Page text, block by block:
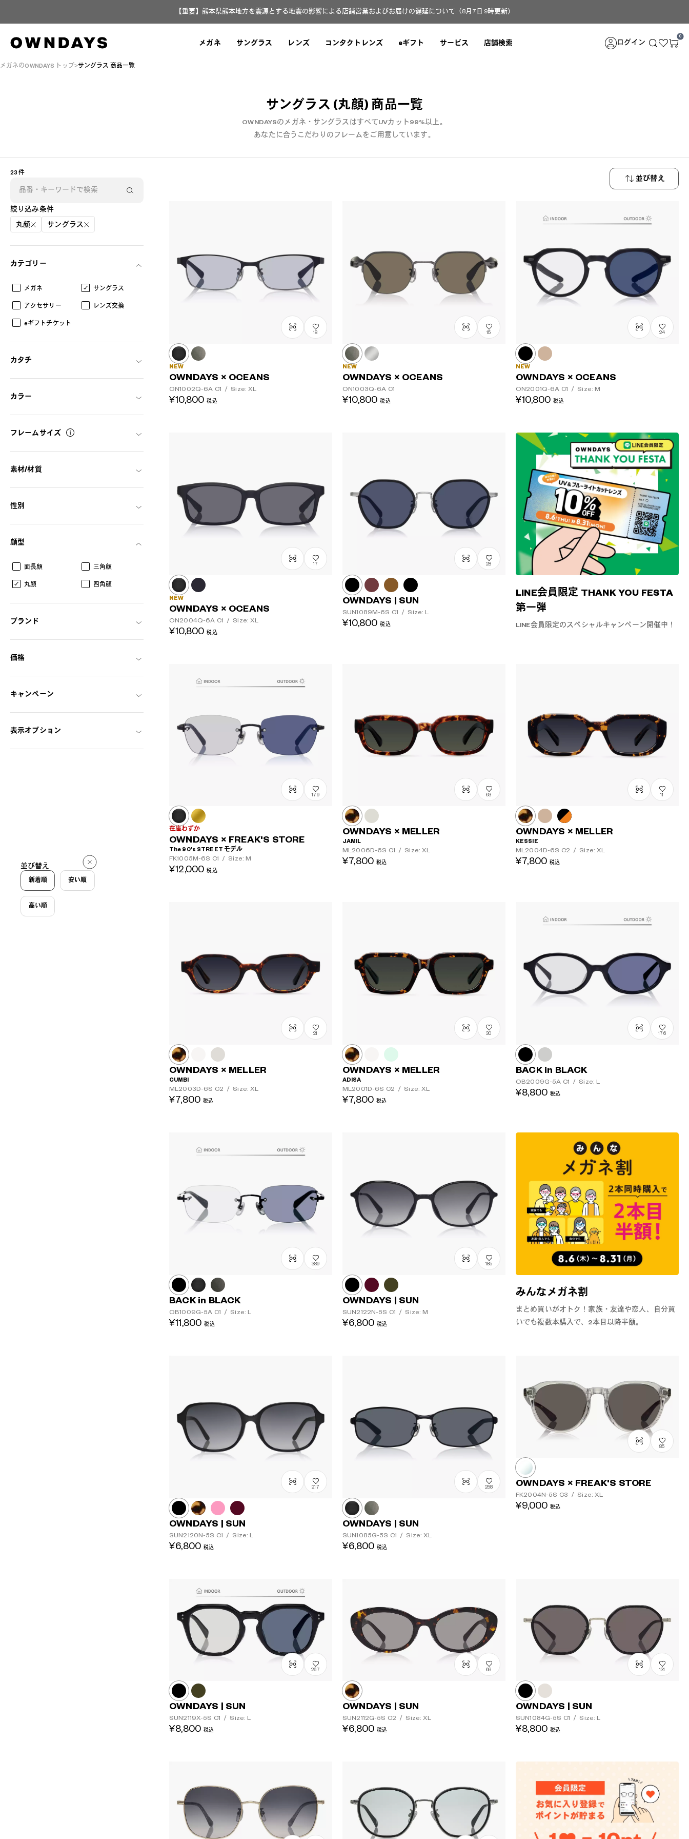
【重要】熊本県熊本地方を震源とする地震の影響による店舗営業およびお届けの遅延について（8月7日 9時更新）
メガネ サングラス レンズ コンタクトレンズ eギフト サービス 店舗検索 ログイン
0
メガネのOWNDAYS トップ サングラス 商品一覧
サングラス (丸顔) 商品一覧
OWNDAYSのメガネ・サングラスはすべてUVカット99%以上。
あなたに合うこだわりのフレームをご用意しています。
23 件
絞り込み条件
丸顔 サングラス
カテゴリー
メガネ サングラス
アクセサリー レンズ交換
eギフトチケット
カタチ
カラー
フレームサイズ
素材/材質
性別
顔型
面長顔 三角顔
丸顔 四角顔
ブランド
価格
キャンペーン
表示オプション
並び替え
新着順 安い順
高い順
並び替え
安い順
みんなメガネ割
まとめ買いがオトク！家族・友達や恋人、自分買
いでも複数本購入で、2本目以降半額。
LINE会員限定 THANK YOU FESTA
第一弾
LINE会員限定のスペシャルキャンペーン開催中！
18
NEW
OWNDAYS × OCEANS
ON1002Q-6A C1 / Size: XL
¥10,800 税込
15
NEW
OWNDAYS × OCEANS
ON1003Q-6A C1
¥10,800 税込
24
NEW
OWNDAYS × OCEANS
ON2001Q-6A C1 / Size: M
¥10,800 税込
17
NEW
OWNDAYS × OCEANS
ON2004Q-6A C1 / Size: XL
¥10,800 税込
28
OWNDAYS | SUN
SUN1089M-6S C1 / Size: L
¥10,800 税込
179
在庫わずか
OWNDAYS × FREAK'S STORE
The 90's STREET モデル
FK1005M-6S C1 / Size: M
¥12,000 税込
63
OWNDAYS × MELLER
JAMIL
ML2006D-6S C1 / Size: XL
¥7,800 税込
11
OWNDAYS × MELLER
KESSIE
ML2004D-6S C2 / Size: XL
¥7,800 税込
21
OWNDAYS × MELLER
CUMBI
ML2003D-6S C2 / Size: XL
¥7,800 税込
30
OWNDAYS × MELLER
ADISA
ML2001D-6S C2 / Size: XL
¥7,800 税込
176
BACK in BLACK
OB2009G-5A C1 / Size: L
¥8,800 税込
389
BACK in BLACK
OB1009G-5A C1 / Size: L
¥11,800 税込
185
OWNDAYS | SUN
SUN2122N-5S C1 / Size: M
¥6,800 税込
217
OWNDAYS | SUN
SUN2120N-5S C1 / Size: L
¥6,800 税込
258
OWNDAYS | SUN
SUN1085G-5S C1 / Size: XL
¥6,800 税込
85
OWNDAYS × FREAK'S STORE
FK2004N-5S C3 / Size: XL
¥9,000 税込
267
OWNDAYS | SUN
SUN2119X-5S C1 / Size: L
¥8,800 税込
69
OWNDAYS | SUN
SUN2112G-5S C2 / Size: XL
¥6,800 税込
131
OWNDAYS | SUN
SUN1084G-5S C1 / Size: L
¥8,800 税込
AR 3D